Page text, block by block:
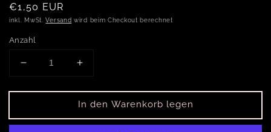
Normaler Preis
€1,50 EUR
inkl. MwSt.Versand wird beim Checkout berechnet
Anzahl
Verringere die Menge für Patchhouli
Erhöhe die Menge für Patchhouli
In den Warenkorb legen